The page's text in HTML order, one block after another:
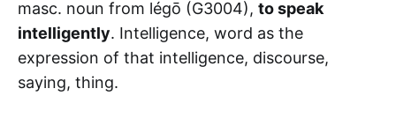
masc. noun from légō (G3004), to speak
intelligently. Intelligence, word as the
expression of that intelligence, discourse,
saying, thing.